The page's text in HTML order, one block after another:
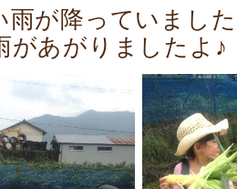
雨が降っていまし
があがりましたよ♪